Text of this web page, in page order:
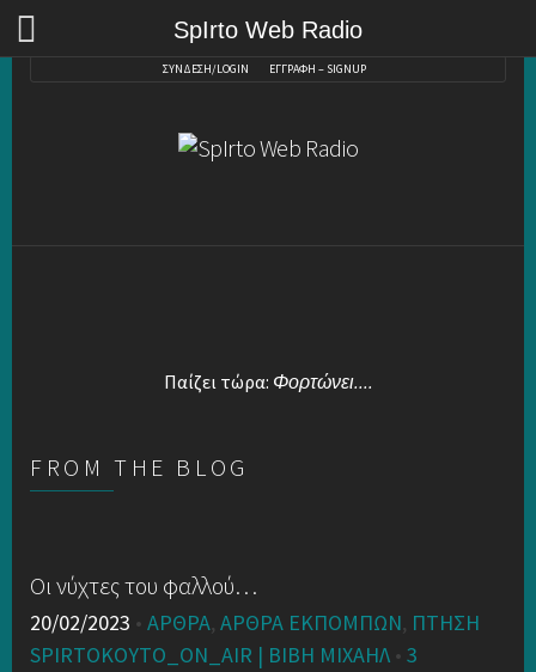
SpIrto Web Radio
ΣΥΝΔΕΣΗ/LOGIN ΕΓΓΡΑΦΗ – SIGNUP
Παίζει τώρα: Φορτώνει....
FROM THE BLOG
Οι νύχτες του φαλλού…
20/02/2023 • ΆΡΘΡΑ, ΑΡΘΡΑ ΕΚΠΟΜΠΏΝ, ΠΤΉΣΗ
SPIRTOKOYTO_ON_AIR | ΒΙΒΉ ΜΙΧΑΉΛ • 3